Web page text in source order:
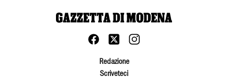
Redazione
Scriveteci